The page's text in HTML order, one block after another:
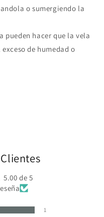
o sumergiendo la
pueden hacer que la vela
de humedad o
5.00 de 5
1